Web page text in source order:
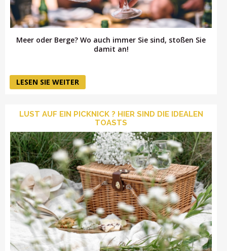
Meer oder Berge? Wo auch immer Sie sind, stoßen Sie
damit an!
LESEN SIE WEITER
LUST AUF EIN PICKNICK ? HIER SIND DIE IDEALEN
TOASTS